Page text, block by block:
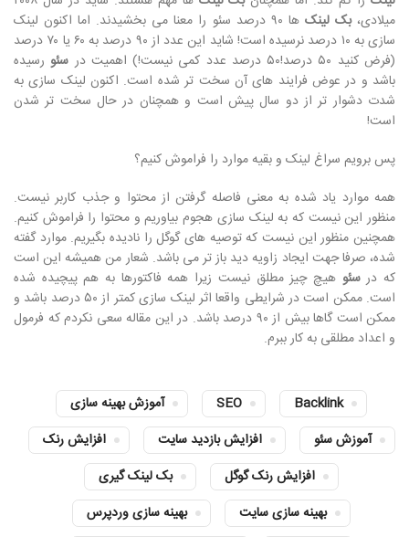
میلادی،بک لینک
ها ۹۰ درصد سئو را معنا می بخشیدند. اما اکنون لینک
سازی به ۱۰ درصد نرسیده است! شاید این عدد از ۹۰ درصد به ۶۰ یا ۷۰ درصد
(فرض کنید ۵۰ درصد!۵۰ درصد عدد کمی نیست!) اهمیت در
سئورسیده
باشد و در عوض فرایند های آن سخت تر شده است. اکنون لینک سازی به
شدت دشوار تر از دو سال پیش است و همچنان در حال سخت تر شدن
است!
پس برویم سراغ لینک و بقیه موارد را فراموش کنیم؟
همه موارد یاد شده به معنی فاصله گرفتن از محتوا و جذب کاربر نیست.
منظور این نیست که به لینک سازی هجوم بیاوریم و محتوا را فراموش کنیم.
همچنین منظور این نیست که توصیه های گوگل را نادیده بگیریم. موارد گفته
شده، صرفا جهت ایجاد زاویه دید باز تر می باشد. شعار من همیشه این است
که درسئو هیچ چیز مطلق نیست زیرا همه فاکتورها به هم پیچیده شده
است. ممکن است در شرایطی واقعا اثر لینک سازی کمتر از ۵۰ درصد باشد و
ممکن است گاها بیش از ۹۰ درصد باشد. در این مقاله سعی نکردم که فرمول
و اعداد مطلقی به کار ببرم.
Backlink
SEO
آموزش بهینه سازی
آموزش سئو
افزایش بازدید سایت
افزایش رنک
افزایش رنک گوگل
بک لینک گیری
بهینه سازی سایت
بهینه سازی وردپرس